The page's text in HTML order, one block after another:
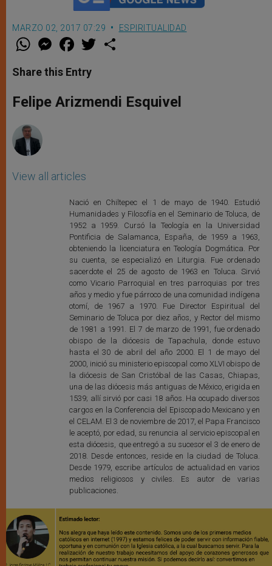
MARZO 02, 2017 07:29 ESPIRITUALIDAD
W
t
s
p
p
M
e
s
e
g
e
F
a
e
b
o
k
w
r
Share this Entry
Felipe Arizmendi Esquivel
View all articles
Nació en Chiltepec el 1 de mayo de 1940. Estudió
Humanidades y Filosofía en el Seminario de Toluca, de
1952 a 1959. Cursó la Teología en la Universidad
Pontificia de Salamanca, España, de 1959 a 1963,
obteniendo la licenciatura en Teología Dogmática. Por
su cuenta, se especializó en Liturgia. Fue ordenado
sacerdote el 25 de agosto de 1963 en Toluca. Sirvió
como Vicario Parroquial en tres parroquias por tres
años y medio y fue párroco de una comunidad indígena
otomí, de 1967 a 1970. Fue Director Espiritual del
Seminario de Toluca por diez años, y Rector del mismo
de 1981 a 1991. El 7 de marzo de 1991, fue ordenado
obispo de la diócesis de Tapachula, donde estuvo
hasta el 30 de abril del año 2000. El 1 de mayo del
2000, inició su ministerio episcopal como XLVI obispo de
la diócesis de San Cristóbal de las Casas, Chiapas,
una de las diócesis más antiguas de México, erigida en
1539; allí sirvió por casi 18 años. Ha ocupado diversos
cargos en la Conferencia del Episcopado Mexicano y en
el CELAM. El 3 de noviembre de 2017, el Papa Francisco
le aceptó, por edad, su renuncia al servicio episcopal en
esta diócesis, que entregó a su sucesor el 3 de enero de
2018. Desde entonces, reside en la ciudad de Toluca.
Desde 1979, escribe artículos de actualidad en varios
medios religiosos y civiles. Es autor de varias
publicaciones.